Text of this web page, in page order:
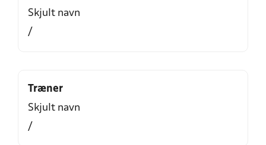
Skjult navn
/
Træner
Skjult navn
/